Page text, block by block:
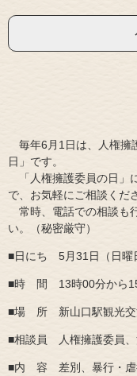
毎年6月1日は、人権擁
日」です。
「人権擁護委員の日」
で、お気軽にご相談くだ
常時、電話での相談も
い。（
■日にち 5月31日（日曜
■時 間 13時00分から
■場 所 新山口駅観光交
■相談員 人権擁護委員、
■内 容 差別、暴行・虐